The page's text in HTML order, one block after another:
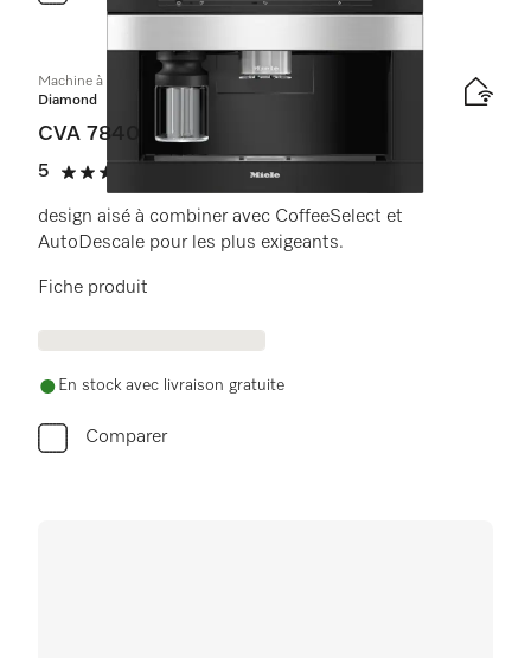
Machine à café encastrable
Diamond
CVA 7840
5
5 étoiles sur 5
(4 critiques)
design aisé à combiner avec CoffeeSelect et
AutoDescale pour les plus exigeants.
Fiche produit
En stock avec livraison gratuite
Comparer